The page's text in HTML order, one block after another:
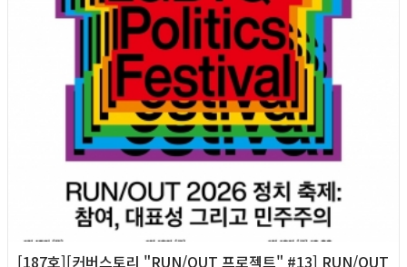
[187호][커버스토리 "RUN/OUT 프로젝트" #13] RUN/OUT